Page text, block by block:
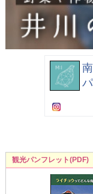
観光パンフレット(PDF)